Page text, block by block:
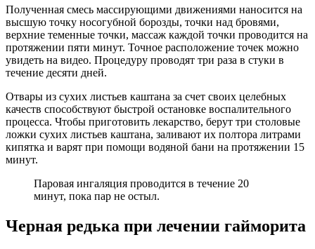
Полученная смесь массирующими движениями наносится на
высшую точку носогубной борозды, точки над бровями,
верхние теменные точки, массаж каждой точки проводится на
протяжении пяти минут. Точное расположение точек можно
увидеть на видео. Процедуру проводят три раза в стуки в
течение десяти дней.
Отвары из сухих листьев каштана за счет своих целебных
качеств способствуют быстрой остановке воспалительного
процесса. Чтобы приготовить лекарство, берут три столовые
ложки сухих листьев каштана, заливают их полтора литрами
кипятка и варят при помощи водяной бани на протяжении 15
минут.
Паровая ингаляция проводится в течение 20
минут, пока пар не остыл.
Черная редька при лечении гайморита